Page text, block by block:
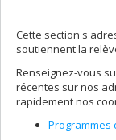
Cette section
soutiennent la
Renseignez-vous
récentes sur nos
rapidement nos
Programmes